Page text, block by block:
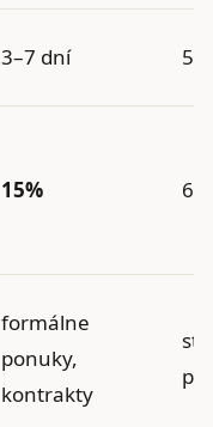
3–7 dní
15% 6%
formálne
ponuky,
kontrakty